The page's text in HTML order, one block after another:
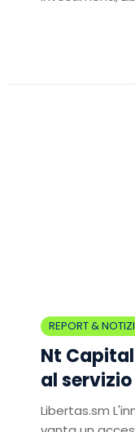
REPORT &
Nt Capital
al
Libertas.sm